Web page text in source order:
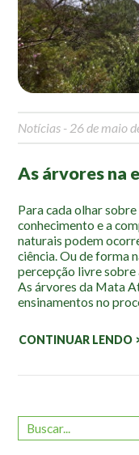
Mapa Ilustrado
Fauna e
Aranhas
Palmeira Juçara
Borboletas
Cambuci
Liquens
Tucano do Bico
Atividades
Educação
Roteiro da
Terceira Idade
Inclusão Social
Notícias - 26 de maio
As árvores na
Para cada olhar
conhecimento e a
naturais podem
ciência. Ou de forma
percepção livre
As árvores da Mata
ensinamentos no
CONTINUAR LENDO